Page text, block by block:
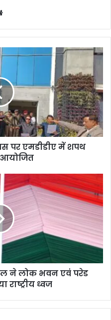
te
पर एमडीडीए में शपथ
आयोजित
ने लोक भवन एवं परेड
राष्ट्रीय ध्वज